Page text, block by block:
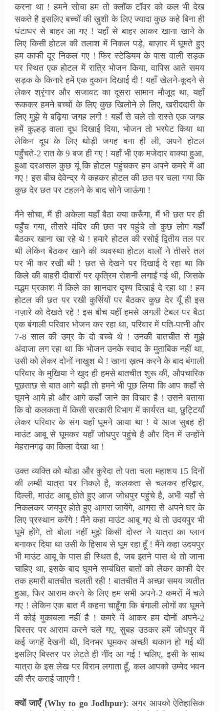
करना था ! हमने सोचा हम तो क्लॉक टॉवर को कल भी देख
सकते है इसलिए बच्चों की ख़ुशी के लिए ज्यादा कुछ कहे बिना ही
घंटाघर से बाहर आ गए ! यहाँ से बाहर आकर खाना खाने के
लिए किसी होटल की तलाश में निकल पड़े, बाज़ार में घूमते हुए
हम काफी दूर निकल गए ! फिर स्टेडियम के पास वाली सड़क
पर स्थित एक होटल में रात्रि भोजन किया, वापिस आते समय
सड़क के किनारे हमें एक दुकान दिखाई दी ! यहाँ खेलने-कूदने से
लेकर श्रृंगार और सजावट का दूसरा सामान मौजूद था, यहाँ
रूककर हमने बच्चों के लिए कुछ खिलोने ले लिए, खरीददारी के
लिए मुझे ये बढ़िया जगह लगी ! यहाँ से चले तो रास्ते एक जगह
हमें कुल्हड़ वाला दूध दिखाई दिया, भोजन तो भरपेट किया था
लेकिन दूध के लिए थोड़ी जगह बना ही ली, अपने होटल
पहुँचते-2 रात के 9 बज ही गए ! यहाँ भी एक मजेदार वाक्या हुआ,
हुआ दरअसल कुछ यूं कि होटल पहुंचकर हम अपने कमरे में आ
गए ! इस बीच देवेन्द्र ये कहकर होटल की छत पर चला गया कि
कुछ देर छत पर टहलने के बाद सोने जाऊंगा !
मैंने सोचा, मैं ही अकेला यहाँ बैठा क्या करूँगा, मैं भी छत पर ही
पहुँच गया, तीसरे मंदिर की छत पर पहुंचे तो कुछ लोग यहाँ
बैठकर खाना खा रहे थे ! हमारे होटल की रसोई द्वितीय तल पर
थी लेकिन बैठकर खाने की व्यवस्था होटल वालों ने तीसरे तल
पर भी कर रखी थी ! छत से देखने पर दिखाई दे रहा था कि
किले की बाहरी दीवारों पर कृत्रिम रोशनी लगाईं गई थी, जिसके
मद्धम प्रकाश में किले का शानदार दृश्य दिखाई दे रहा था ! हम
होटल की छत पर रखी कुर्सियों पर बैठकर कुछ देर यूँ ही इस
नज़ारे को देखते रहे ! इस बीच यहीं हमसे अगली टेबल पर बैठा
एक बंगाली परिवार भोजन कर रहा था, परिवार में पति-पत्नी और
7-8 साल की उम्र के दो बच्चे थे ! उनकी बातचीत से मुझे
अंदाजा लग रहा था कि भोजन उनके स्वाद के मुताबिक नहीं था,
उसी को लेकर दोनों नाखुश थे ! खाना ख़त्म करने के बाद बंगाली
परिवार के मुखिया ने खुद ही हमसे बातचीत शुरू की, औपचारिक
पूछताछ से बात आगे बढ़ी तो हमने भी पूछ लिया कि आप कहाँ से
घूमने आये हो और आगे कहाँ जाने का विचार है ! उसने बताया
कि वो कलकता में किसी सरकारी विभाग में कार्यरत था, छुट्टियाँ
लेकर परिवार के संग यहाँ घूमने आया था ! ये आज सुबह ही
माउंट आबू से घूमकर यहाँ जोधपुर पहुंचे है और दिन में उन्होंने
मेहरानगढ़ का किला देखा था !
उक्त व्यक्ति को थोडा और कुरेदा तो पता चला महाशय 15 दिनों
की लम्बी यात्रा पर निकले है, कलकता से चलकर हरिद्वार,
दिल्ली, माउंट आबू होते हुए आज जोधपुर पहुंचे है, अभी यहाँ से
निकलकर जयपुर होते हुए आगरा जायेंगे, आगरा से अपने घर के
लिए प्रस्थान करेंगे ! मैंने कहा माउंट आबू गए थे तो उदयपुर भी
घूमे होंगे, तो बोला नहीं मुझे किसी दोस्त ने यात्रा का प्लान
बनाकर दिया था उसी के हिसाब से घूम रहा हूँ ! मैंने कहा उदयपुर
भी माउंट आबू के पास ही स्थित है, जब इतने पास थे तो जाना
चाहिए था, इसके बाद घूमने सम्बंधित बातों को लेकर काफी देर
तक हमारी बातचीत चलती रही ! बातचीत में अच्छा समय व्यतीत
हुआ, फिर आराम करने के लिए हम सभी अपने-2 कमरों में चले
गए ! लेकिन एक बात मैं कहना चाहूँगा कि बंगाली लोगों का घूमने
में कोई मुकाबला नहीं है ! कमरे में आकर हम दोनों अपने-2
बिस्तर पर आराम करने चले गए, सुबह उठकर हमें जोधपुर में
कई जगहें देखनी थी, दिनभर घूमकर अच्छी थकान हो गई थी
इसलिए बिस्तर पर लेटते ही नींद आ गई ! चलिए, इसी के साथ
यात्रा के इस लेख पर विराम लगाता हूँ, कल आपको उम्मेद भवन
की सैर कराई जाएगी !
क्यों जाएँ (Why to go Jodhpur): अगर आपको ऐतिहासिक